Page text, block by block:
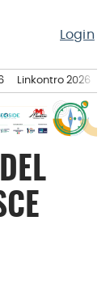
Login
Linkontro 2026